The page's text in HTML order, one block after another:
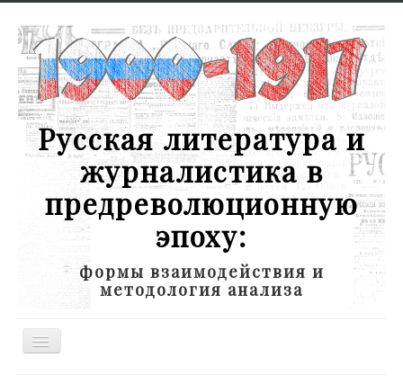
Русская литература и
журналистика в
предреволюционную
эпоху:
формы взаимодействия и
методология анализа
Toggle